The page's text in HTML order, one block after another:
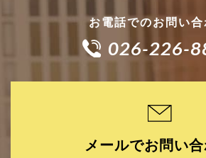
お電話でのお問い合
026-226-
メールでお問い